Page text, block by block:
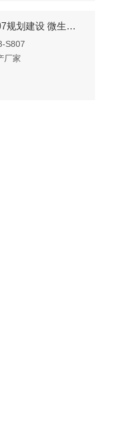
WOL-23-S807规划建设 微生物检测实验室 无菌 设计装修 无菌室|净化工程
S807
厂家